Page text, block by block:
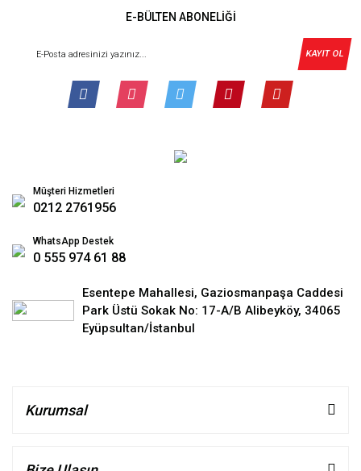
E-BÜLTEN ABONELİĞİ
KAYIT OL
Müşteri Hizmetleri
0212 2761956
WhatsApp Destek
0 555 974 61 88
Esentepe Mahallesi, Gaziosmanpaşa Caddesi
Park Üstü Sokak No: 17-A/B Alibeyköy, 34065
Eyüpsultan/İstanbul
Kurumsal